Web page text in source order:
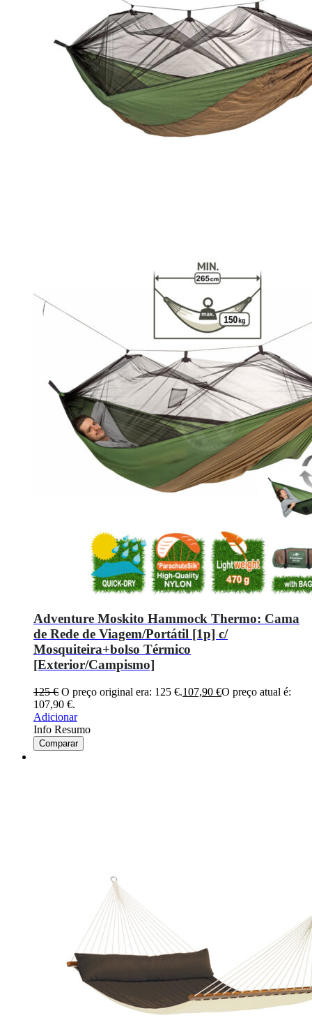
Adventure Moskito Hammock Thermo: Cama
de Rede de Viagem/Portátil [1p] c/
Mosquiteira+bolso Térmico
[Exterior/Campismo]
125€ O preço original era: 125 €.107,90 €O preço atual é:
107,90 €.
Adicionar
Info Resumo
Comparar